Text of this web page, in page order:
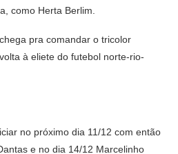
como Herta Berlim.
pra comandar o tricolor
à eliete do futebol norte-rio-
no próximo dia 11/12 com então
e no dia 14/12 Marcelinho